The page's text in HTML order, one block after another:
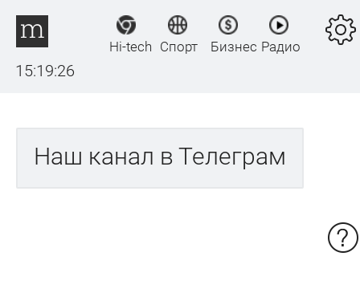
15:19:26
Hi-tech Спорт Бизнес Радио
Наш канал в Телеграм